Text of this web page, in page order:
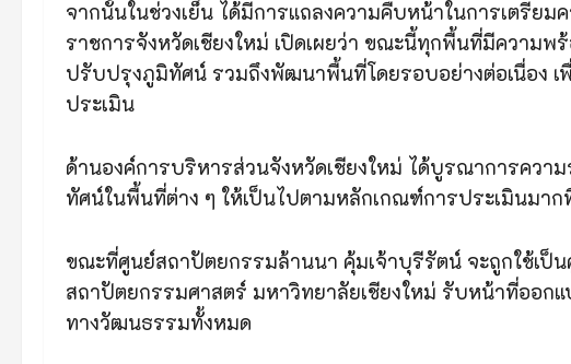
จากนั้นในช่วงเย็น ได้มีการแถลงความคืบหน้าในการเตรีย
ราชการจังหวัดเชียงใหม่ เปิดเผยว่า ขณะนี้ทุกพื้นที่มีความพ
ปรับปรุงภูมิทัศน์ รวมถึงพัฒนาพื้นที่โดยรอบอย่างต่อเนื่อง เ
ประเมิน
ด้านองค์การบริหารส่วนจังหวัดเชียงใหม่ ได้บูรณาการคว
ทัศน์ในพื้นที่ต่าง ๆ ให้เป็นไปตามหลักเกณฑ์การประเมินมาก
ขณะที่ศูนย์สถาปัตยกรรมล้านนา คุ้มเจ้าบุรีรัตน์ จะถูกใช้เ
สถาปัตยกรรมศาสตร์ มหาวิทยาลัยเชียงใหม่ รับหน้าที่ออก
ทางวัฒนธรรมทั้งหมด